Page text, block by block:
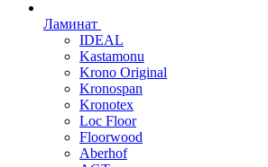
Ламинат
IDEAL
Kastamonu
Krono Original
Kronospan
Kronotex
Loc Floor
Floorwood
Aberhof